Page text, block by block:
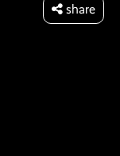
share